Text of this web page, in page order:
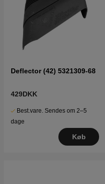
Deflector (42) 5321309-68
429DKK
Best.vare. Sendes om 2–5
dage
Køb